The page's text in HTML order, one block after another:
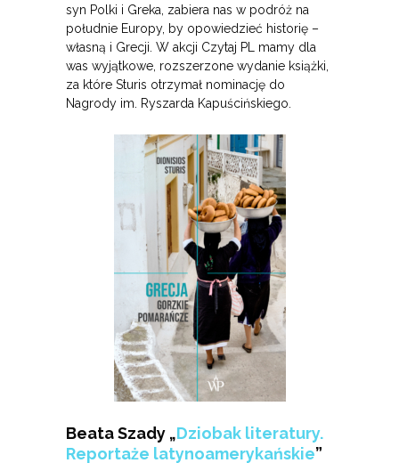
syn Polki i Greka, zabiera nas w podróż na
południe Europy, by opowiedzieć historię –
własną i Grecji. W akcji Czytaj PL mamy dla
was wyjątkowe, rozszerzone wydanie książki,
za które Sturis otrzymał nominację do
Nagrody im. Ryszarda Kapuścińskiego.
Beata Szady „Dziobak literatury.
Reportaże latynoamerykańskie”